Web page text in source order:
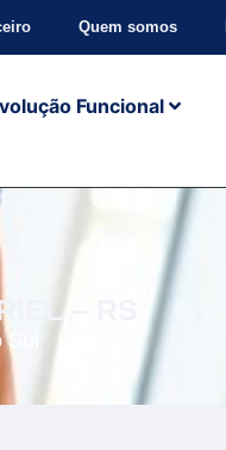
Quem somos
Funcional
– RS